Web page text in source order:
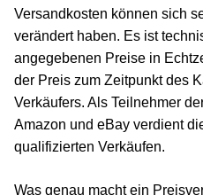
Versandkosten können sich
verändert haben. Es ist
angegebenen Preise in
der Preis zum Zeitpunkt des
Verkäufers. Als Teilnehmer
Amazon und eBay verdient
qualifizierten Verkäufen.
Was genau macht ein